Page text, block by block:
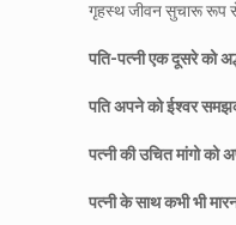
गृहस्थ जीवन सुचारू रूप से
पति-पत्नी एक दूसरे को
पति अपने को ईश्वर
पत्नी की उचित मांगो को
पत्नी के साथ कभी भी